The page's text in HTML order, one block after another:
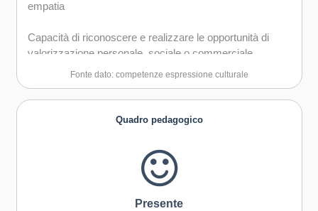
empatia
Capacità di riconoscere e realizzare le opportunità di
valorizzazione personale, sociale o commerciale
mediante le arti e le altre forme culturali
Capacità di impegnarsi in processi creativi sia
individualmente che collettivamente
Curiosità nei confronti del mondo, apertura per
immaginare nuove possibilità
Fonte dato: competenze espressione culturale
Quadro pedagogico
Presente